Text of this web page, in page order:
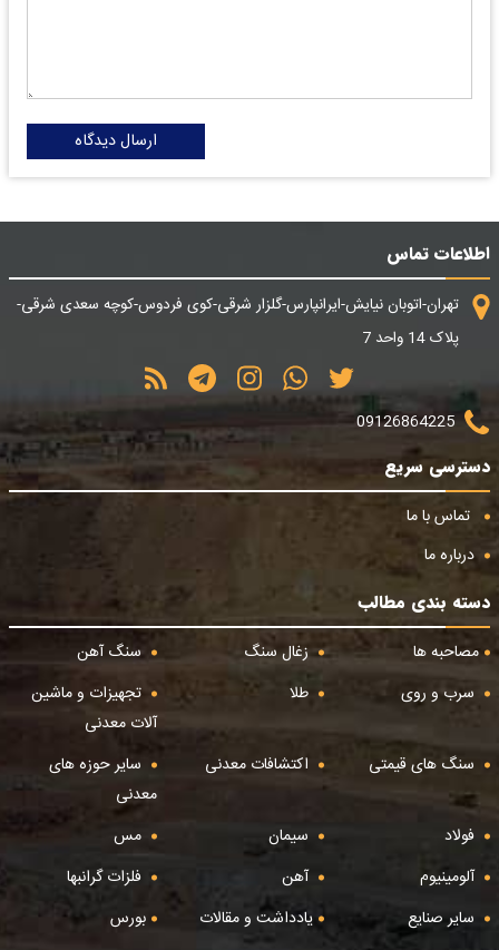
ارسال دیدگاه
اطلاعات تماس
تهران-اتوبان نیایش-ایرانپارس-گلزار شرقی-کوی فردوس-کوچه سعدی شرقی-
پلاک 14 واحد 7
09126864225
دسترسی سریع
تماس با ما
درباره ما
دسته بندی مطالب
مصاحبه ها
زغال سنگ
سنگ آهن
سرب و روی
طلا
تجهیزات و ماشین
آلات معدنی
سنگ های قیمتی
اکتشافات معدنی
سایر حوزه های
معدنی
فولاد
سیمان
مس
آلومینیوم
آهن
فلزات گرانبها
سایر صنایع
یادداشت و مقالات
بورس